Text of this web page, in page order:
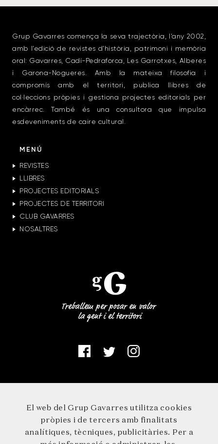
Grup Gavarres comença la seva trajectòria, l’any 2002,
amb l’edició de revistes d’història, patrimoni i memòria
oral: Gavarres, Cadí-Pedraforca, Les Garrotxes, Alberes
i Garona-Nogueres. Amb la mateixa filosofia i
compromís amb el territori, publica llibres de
col·leccions pròpies i gestiona projectes editorials per
encàrrec. També és una consultora que impulsa
esdeveniments de caire cultural.
MENÚ
REVISTES
LLIBRES
PROJECTES EDITORIALS
PROJECTES DE TERRITORI
CLUB GAVARRES
NOSALTRES
El web del Grup Gavarres utilitza cookies
pròpies i de tercers amb finalitats
analítiques, tècniques, publicitàries. Per a